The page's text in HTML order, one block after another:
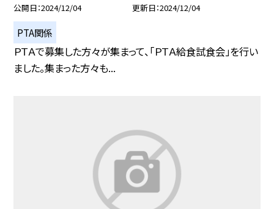
公開日 2024/12/04 更新日 2024/12/04
PTA関係
ＰＴＡで募集した方々が集まって、「ＰＴＡ給食試食会」を行い
ました。集まった方々も...